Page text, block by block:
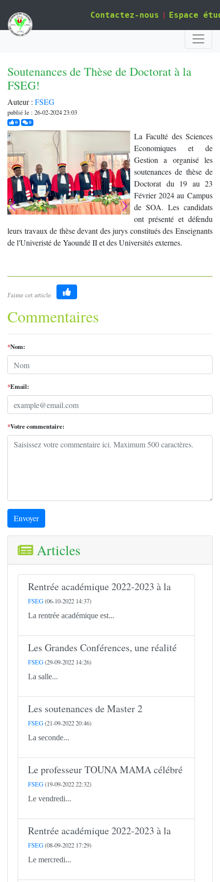
Contactez-nous | Espace
Soutenances de Thèse de Doctorat à la
FSEG!
Auteur : FSEG
publié le : 26-02-2024 23:03
0j'aime0commentaires
La Faculté des Sciences
Economiques et de
Gestion a organisé les
soutenances de thèse de
Doctorat du 19 au 23
Février 2024 au Campus
de SOA. Les candidats
ont présenté et défendu
leurs travaux de thèse devant des jurys constitués des Enseignants
de l'Univeristé de Yaoundé II et des Universités externes.
J'aime cet article
Like
Commentaires
*Nom:
*Email:
*Votre commentaire:
Envoyer
Articles
Rentrée académique 2022-2023 à la
FSEG(06-10-2022 14:37)
La rentrée académique est...
Les Grandes Conférences, une réalité
FSEG(29-09-2022 14:26)
La salle...
Les soutenances de Master 2
FSEG(21-09-2022 20:46)
La seconde...
Le professeur TOUNA MAMA célébré
FSEG(19-09-2022 22:32)
Le vendredi...
Rentrée académique 2022-2023 à la
FSEG(08-09-2022 17:29)
Le mercredi...